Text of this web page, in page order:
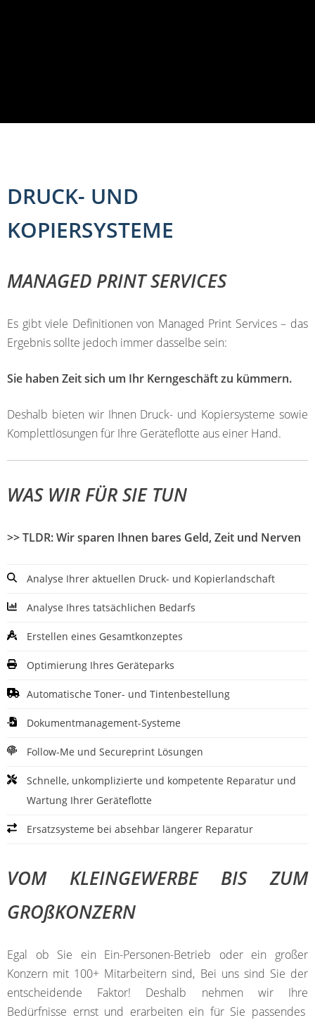
DRUCK- UND
KOPIERSYSTEME
MANAGED PRINT SERVICES
Es gibt viele Definitionen von Managed Print Services – das
Ergebnis sollte jedoch immer dasselbe sein:
Sie haben Zeit sich um Ihr Kerngeschäft zu kümmern.
Deshalb bieten wir Ihnen Druck- und Kopiersysteme sowie
Komplettlösungen für Ihre Geräteflotte aus einer Hand.
WAS WIR FÜR SIE TUN
>> TLDR: Wir sparen Ihnen bares Geld, Zeit und Nerven
Analyse Ihrer aktuellen Druck- und Kopierlandschaft
Analyse Ihres tatsächlichen Bedarfs
Erstellen eines Gesamtkonzeptes
Optimierung Ihres Geräteparks
Automatische Toner- und Tintenbestellung
Dokumentmanagement-Systeme
Follow-Me und Secureprint Lösungen
Schnelle, unkomplizierte und kompetente Reparatur und
Wartung Ihrer Geräteflotte
Ersatzsysteme bei absehbar längerer Reparatur
VOM KLEINGEWERBE BIS ZUM
GROßKONZERN
Egal ob Sie ein Ein-Personen-Betrieb oder ein großer
Konzern mit 100+ Mitarbeitern sind, Bei uns sind Sie der
entscheidende Faktor! Deshalb nehmen wir Ihre
Bedürfnisse ernst und erarbeiten ein für Sie passendes